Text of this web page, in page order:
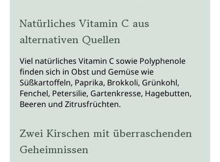
Natürliches Vitamin C aus
alternativen Quellen
Viel natürliches Vitamin C sowie Polyphenole
finden sich in Obst und Gemüse wie
Süßkartoffeln, Paprika, Brokkoli, Grünkohl,
Fenchel, Petersilie, Gartenkresse, Hagebutten,
Beeren und Zitrusfrüchten.
Zwei Kirschen mit überraschenden
Geheimnissen